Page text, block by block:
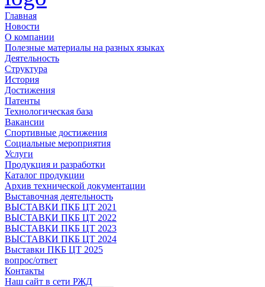
Главная
Новости
О компании
Полезные материалы на разных языках
Деятельность
Структура
История
Достижения
Патенты
Технологическая база
Вакансии
Спортивные достижения
Социальные мероприятия
Услуги
Продукция и разработки
Каталог продукции
Архив технической документации
Выставочная деятельность
ВЫСТАВКИ ПКБ ЦТ 2021
ВЫСТАВКИ ПКБ ЦТ 2022
ВЫСТАВКИ ПКБ ЦТ 2023
ВЫСТАВКИ ПКБ ЦТ 2024
Выставки ПКБ ЦТ 2025
вопрос/ответ
Контакты
Наш сайт в сети РЖД